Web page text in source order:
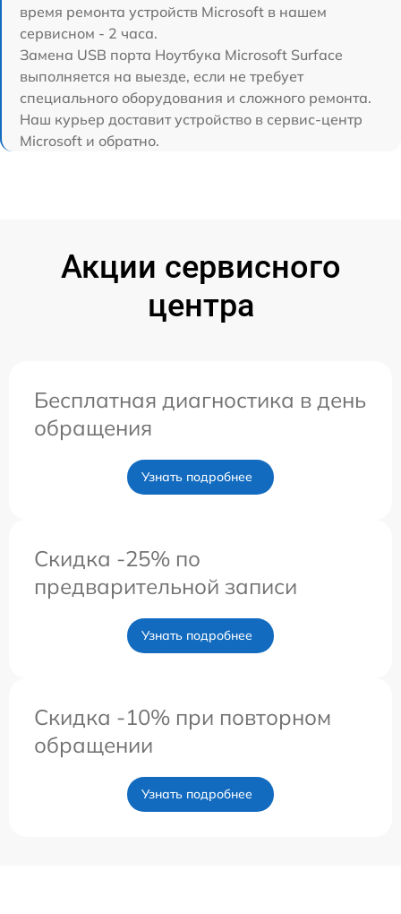
время ремонта устройств Microsoft в нашем
сервисном - 2 часа.
Замена USB порта Ноутбука Microsoft Surface
выполняется на выезде, если не требует
специального оборудования и сложного ремонта.
Наш курьер доставит устройство в сервис-центр
Microsoft и обратно.
Акции сервисного
центра
Бесплатная диагностика в день
обращения
Узнать подробнее
Скидка -25% по
предварительной записи
Узнать подробнее
Скидка -10% при повторном
обращении
Узнать подробнее